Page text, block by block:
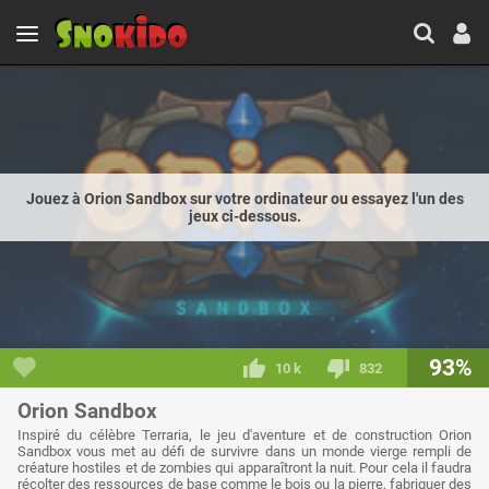
Jouez à Orion Sandbox sur votre ordinateur ou essayez l'un des
jeux ci-dessous.
10 k 832 93%
Orion Sandbox
Inspiré du célèbre Terraria, le jeu d'aventure et de construction Orion
Sandbox vous met au défi de survivre dans un monde vierge rempli de
créature hostiles et de zombies qui apparaîtront la nuit. Pour cela il faudra
récolter des ressources de base comme le bois ou la pierre, fabriquer des